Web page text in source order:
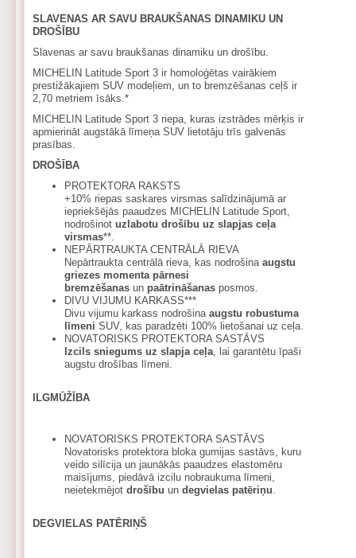
SLAVENAS AR SAVU BRAUKŠANAS DINAMIKU UN
DROŠĪBU
Slavenas ar savu braukšanas dinamiku un drošību.
MICHELIN Latitude Sport 3 ir homoloģētas vairākiem
prestižākajiem SUV modeļiem, un to bremzēšanas ceļš ir
2,70 metriem īsāks.*
MICHELIN Latitude Sport 3 riepa, kuras izstrādes mērķis ir
apmierināt augstākā līmeņa SUV lietotāju trīs galvenās
prasības.
DROŠĪBA
PROTEKTORA RAKSTS
+10% riepas saskares virsmas salīdzinājumā ar
iepriekšējās paaudzes MICHELIN Latitude Sport,
nodrošinot uzlabotu drošību uz slapjas ceļa
virsmas**.
NEPĀRTRAUKTA CENTRĀLĀ RIEVA
Nepārtraukta centrālā rieva, kas nodrošina augstu
griezes momenta pārnesi
bremzēšanas un paātrināšanas posmos.
DIVU VIJUMU KARKASS***
Divu vijumu karkass nodrošina augstu robustuma
līmeni SUV, kas paradzēti 100% lietošanai uz ceļa.
NOVATORISKS PROTEKTORA SASTĀVS
Izcils sniegums uz slapja ceļa, lai garantētu īpaši
augstu drošības līmeni.
ILGMŪŽĪBA
NOVATORISKS PROTEKTORA SASTĀVS
Novatorisks protektora bloka gumijas sastāvs, kuru
veido silīcija un jaunākās paaudzes elastomēru
maisījums, piedāvā izcilu nobraukuma līmeni,
neietekmējot drošību un degvielas patēriņu.
DEGVIELAS PATĒRIŅŠ